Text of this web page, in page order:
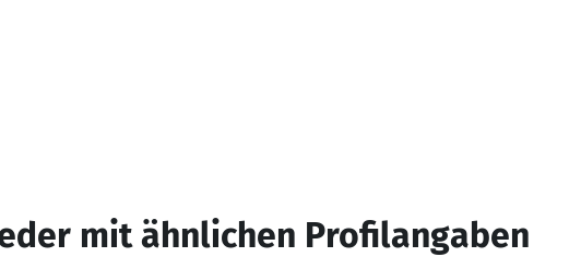
mit ähnlichen Profilangaben